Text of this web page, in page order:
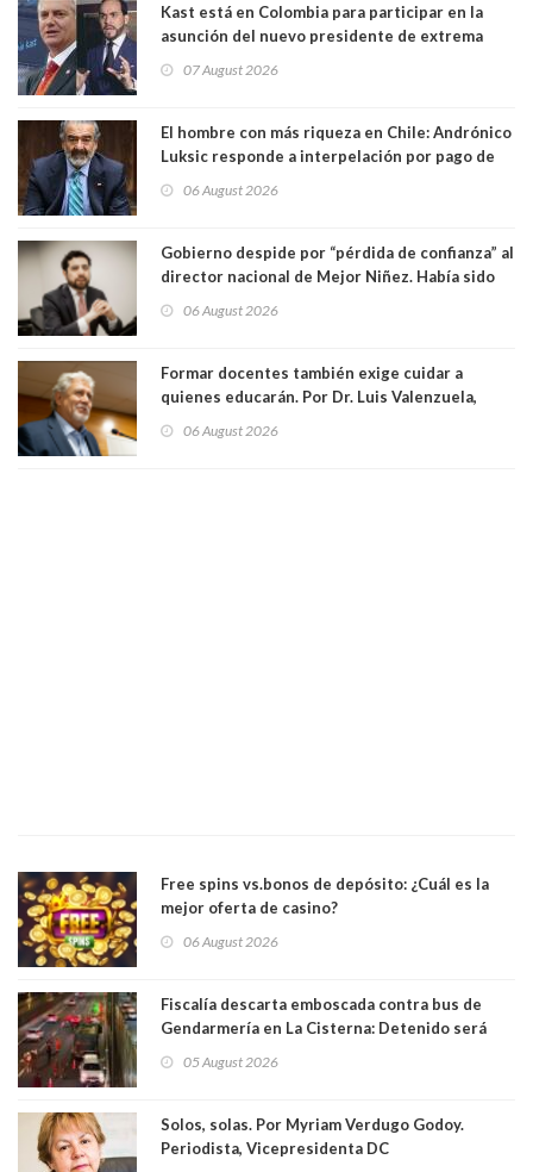
Kast está en Colombia para participar en la
asunción del nuevo presidente de extrema
07 August 2026
El hombre con más riqueza en Chile: Andrónico
Luksic responde a interpelación por pago de
día que me muera”
06 August 2026
Gobierno despide por “pérdida de confianza” al
director nacional de Mejor Niñez. Había sido
06 August 2026
Formar docentes también exige cuidar a
quienes educarán. Por Dr. Luis Valenzuela,
Académicos U. Católica Silva Henríquez
06 August 2026
Free spins vs.bonos de depósito: ¿Cuál es la
mejor oferta de casino?
06 August 2026
Fiscalía descarta emboscada contra bus de
Gendarmería en La Cisterna: Detenido será
05 August 2026
Solos, solas. Por Myriam Verdugo Godoy.
Periodista, Vicepresidenta DC